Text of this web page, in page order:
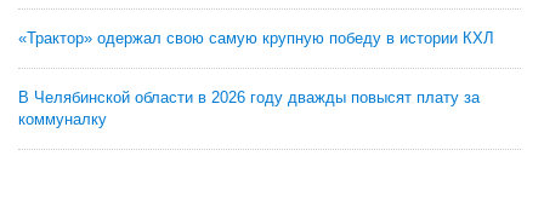
«Трактор» одержал свою самую крупную победу в истории КХЛ
В Челябинской области в 2026 году дважды повысят плату за
коммуналку